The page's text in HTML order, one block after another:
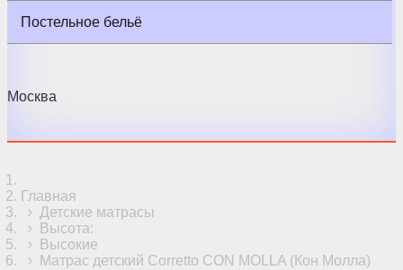
Постельное бельё
Москва
Главная
Детские матрасы
Высота:
Высокие
Матрас детский Corretto CON MOLLA (Кон Молла)